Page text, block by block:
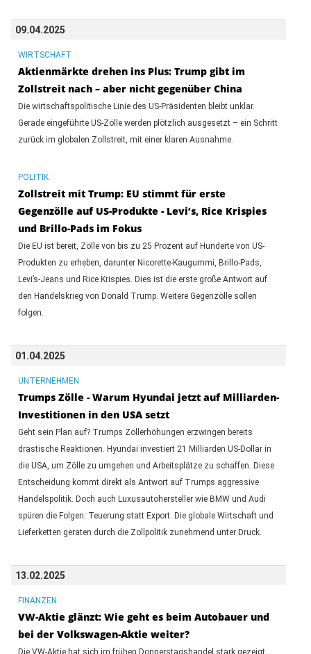
09.04.2025
WIRTSCHAFT
Aktienmärkte drehen ins Plus: Trump gibt im
Zollstreit nach – aber nicht gegenüber China
Die wirtschaftspolitische Linie des US-Präsidenten bleibt unklar.
Gerade eingeführte US-Zölle werden plötzlich ausgesetzt – ein Schritt
zurück im globalen Zollstreit, mit einer klaren Ausnahme.
POLITIK
Zollstreit mit Trump: EU stimmt für erste
Gegenzölle auf US-Produkte - Levi’s, Rice Krispies
und Brillo-Pads im Fokus
Die EU ist bereit, Zölle von bis zu 25 Prozent auf Hunderte von US-
Produkten zu erheben, darunter Nicorette-Kaugummi, Brillo-Pads,
Levi’s-Jeans und Rice Krispies. Dies ist die erste große Antwort auf
den Handelskrieg von Donald Trump. Weitere Gegenzölle sollen
folgen.
01.04.2025
UNTERNEHMEN
Trumps Zölle - Warum Hyundai jetzt auf Milliarden-
Investitionen in den USA setzt
Geht sein Plan auf? Trumps Zollerhöhungen erzwingen bereits
drastische Reaktionen. Hyundai investiert 21 Milliarden US-Dollar in
die USA, um Zölle zu umgehen und Arbeitsplätze zu schaffen. Diese
Entscheidung kommt direkt als Antwort auf Trumps aggressive
Handelspolitik. Doch auch Luxusautohersteller wie BMW und Audi
spüren die Folgen: Teuerung statt Export. Die globale Wirtschaft und
Lieferketten geraten durch die Zollpolitik zunehmend unter Druck.
13.02.2025
FINANZEN
VW-Aktie glänzt: Wie geht es beim Autobauer und
bei der Volkswagen-Aktie weiter?
Die VW-Aktie hat sich im frühen Donnerstagshandel stark gezeigt.